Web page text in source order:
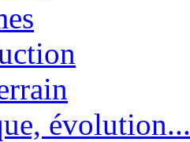
évolution...